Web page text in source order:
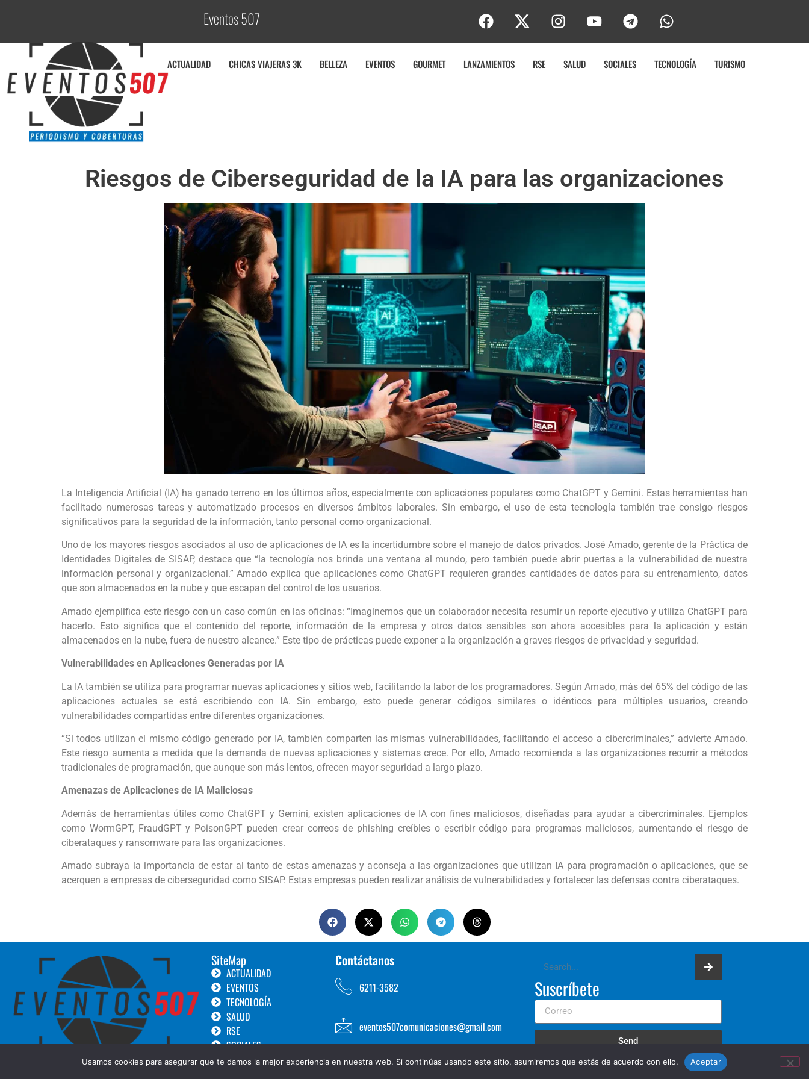
Eventos 507C
ACTUALIDAD CHICAS VIAJERAS 3K BELLEZA EVENTOS GOURMET LANZAMIENTOS RSE SALUD SOCIALES TECNOLOGÍA TURISMO
Riesgos de Ciberseguridad de la IA para las organizaciones
La Inteligencia Artificial (IA) ha ganado terreno en los últimos años, especialmente con aplicaciones populares como ChatGPT y Gemini. Estas herramientas han
facilitado numerosas tareas y automatizado procesos en diversos ámbitos laborales. Sin embargo, el uso de esta tecnología también trae consigo riesgos
significativos para la seguridad de la información, tanto personal como organizacional.
Uno de los mayores riesgos asociados al uso de aplicaciones de IA es la incertidumbre sobre el manejo de datos privados. José Amado, gerente de la Práctica de
Identidades Digitales de SISAP, destaca que “la tecnología nos brinda una ventana al mundo, pero también puede abrir puertas a la vulnerabilidad de nuestra
información personal y organizacional.” Amado explica que aplicaciones como ChatGPT requieren grandes cantidades de datos para su entrenamiento, datos
que son almacenados en la nube y que escapan del control de los usuarios.
Amado ejemplifica este riesgo con un caso común en las oficinas: “Imaginemos que un colaborador necesita resumir un reporte ejecutivo y utiliza ChatGPT para
hacerlo. Esto significa que el contenido del reporte, información de la empresa y otros datos sensibles son ahora accesibles para la aplicación y están
almacenados en la nube, fuera de nuestro alcance.” Este tipo de prácticas puede exponer a la organización a graves riesgos de privacidad y seguridad.
Vulnerabilidades en Aplicaciones Generadas por IA
La IA también se utiliza para programar nuevas aplicaciones y sitios web, facilitando la labor de los programadores. Según Amado, más del 65% del código de las
aplicaciones actuales se está escribiendo con IA. Sin embargo, esto puede generar códigos similares o idénticos para múltiples usuarios, creando
vulnerabilidades compartidas entre diferentes organizaciones.
“Si todos utilizan el mismo código generado por IA, también comparten las mismas vulnerabilidades, facilitando el acceso a cibercriminales,” advierte Amado.
Este riesgo aumenta a medida que la demanda de nuevas aplicaciones y sistemas crece. Por ello, Amado recomienda a las organizaciones recurrir a métodos
tradicionales de programación, que aunque son más lentos, ofrecen mayor seguridad a largo plazo.
Amenazas de Aplicaciones de IA Maliciosas
Además de herramientas útiles como ChatGPT y Gemini, existen aplicaciones de IA con fines maliciosos, diseñadas para ayudar a cibercriminales. Ejemplos
como WormGPT, FraudGPT y PoisonGPT pueden crear correos de phishing creíbles o escribir código para programas maliciosos, aumentando el riesgo de
ciberataques y ransomware para las organizaciones.
Amado subraya la importancia de estar al tanto de estas amenazas y aconseja a las organizaciones que utilizan IA para programación o aplicaciones, que se
acerquen a empresas de ciberseguridad como SISAP. Estas empresas pueden realizar análisis de vulnerabilidades y fortalecer las defensas contra ciberataques.
SiteMap
ACTUALIDAD
EVENTOS
TECNOLOGÍA
SALUD
RSE
SOCIALES
TURISMO
Contáctanos
6211-3582
eventos507comunicaciones@gmail.com
Suscríbete
Send
Usamos cookies para asegurar que te damos la mejor experiencia en nuestra web. Si continúas usando este sitio, asumiremos que estás de acuerdo con ello. Aceptar